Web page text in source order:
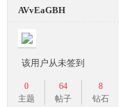
G
AVvEaGBH
该用户从未签到
0
主题
64
帖子
8
钻石